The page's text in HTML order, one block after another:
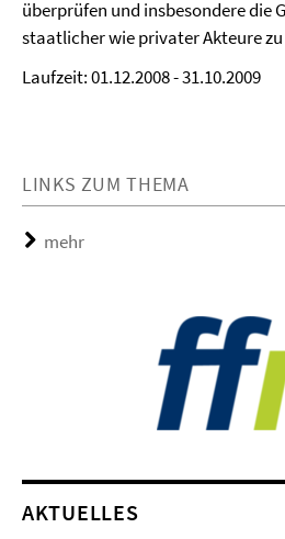
überprüfen und insbesondere die
staatlicher wie privater Akteure zu
Laufzeit: 01.12.2008 - 31.10.2009
LINKS ZUM THEMA
mehr
AKTUELLES